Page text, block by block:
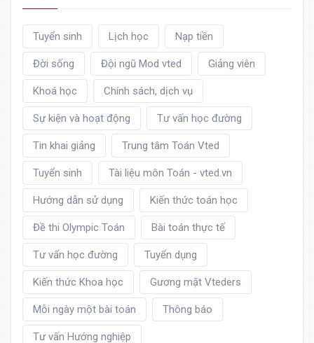
Tuyển sinh Lịch học Nạp tiền
Đời sống Đội ngũ Mod vted Giảng viên
Khoá học Chính sách, dịch vụ
Sự kiện và hoạt động Tư vấn học đường
Tin khai giảng Trung tâm Toán Vted
Tuyển sinh Tài liệu môn Toán - vted.vn
Hướng dẫn sử dụng Kiến thức toán học
Đề thi Olympic Toán Bài toán thực tế
Tư vấn học đường Tuyển dụng
Kiến thức Khoa học Gương mặt Vteders
Mỗi ngày một bài toán Thông báo
Tư vấn Hướng nghiệp